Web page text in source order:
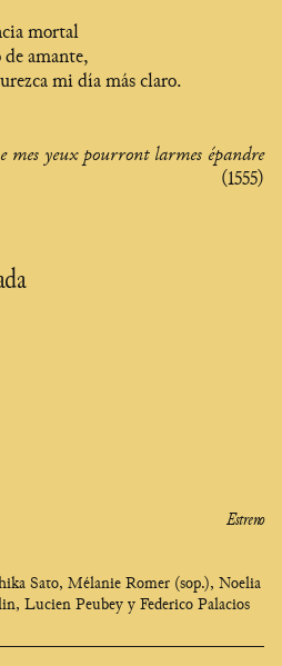
mortal
amante,
mi día más claro.
mes yeux pourront larmes épandre
(1555)
Sato, Mélanie Romer (sop.), Noelia
Lucien Peubey y Federico Palacios
Estreno